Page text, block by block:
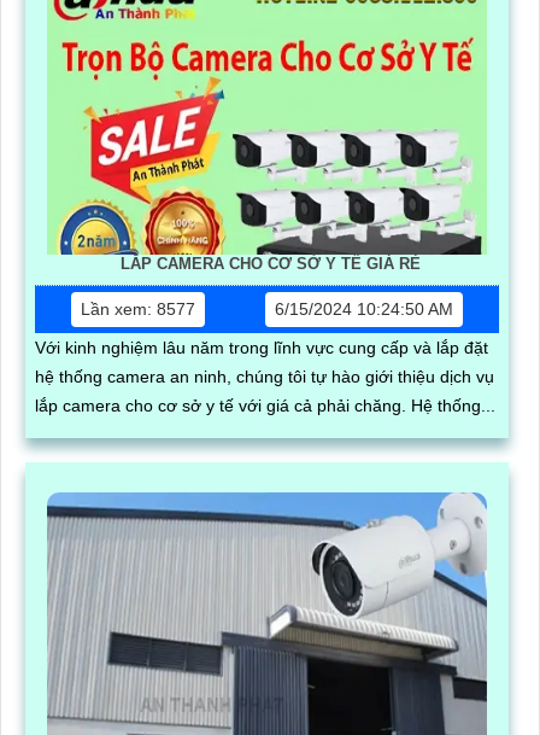
LẮP CAMERA CHO CƠ SỞ Y TẾ GIÁ RẺ
Lần xem: 8577
6/15/2024 10:24:50 AM
Với kinh nghiệm lâu năm trong lĩnh vực cung cấp và lắp đặt
hệ thống camera an ninh, chúng tôi tự hào giới thiệu dịch vụ
lắp camera cho cơ sở y tế với giá cả phải chăng. Hệ thống...